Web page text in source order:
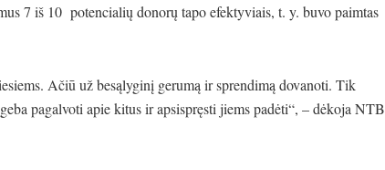
7 iš 10 potencialių donorų tapo efektyviais, t. y. buvo paimtas
Ačiū už besąlyginį gerumą ir sprendimą dovanoti. Tik
pagalvoti apie kitus ir apsispręsti jiems padėti“, – dėkoja NTB